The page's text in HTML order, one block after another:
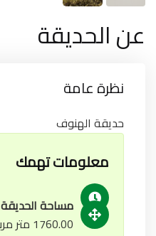
عن الحديقة
نظرة عامة
حديقة الهنوف
معلومات تهمك
مساحة الحديقة
1760.00 متر مربع